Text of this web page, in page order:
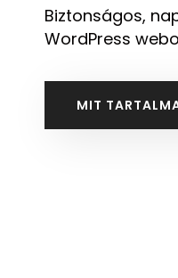
Biztonságos,
WordPress
MIT